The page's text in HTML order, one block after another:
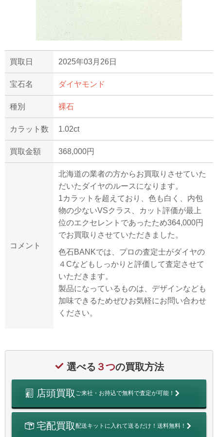
買取日 2025年03月26日
宝石名 ダイヤモンド
種別 裸石
カラット数 1.02ct
買取金額 368,000円
コメント
北海道の業者の方からお買取りさせていた
だいたダイヤのルースになります。
1カラットを超えており、色も白く、内包
物の少ないVSクラス、カット評価が最上
位のエクセレントであったため364,000円
でお買取りさせていただきました。
色石BANKでは、プロの査定士がダイヤの
４Cなどもしっかりと評価して査定させて
いただきます。
製品になっているものは、デザインなども
加味できるためぜひお気軽にお問い合わせ
ください。
選べる ３つの買取方法
店頭買取 ご来社・お持込で無料で査定が可能！
宅配買取配送キットに入れて送るだけ！送料無料！